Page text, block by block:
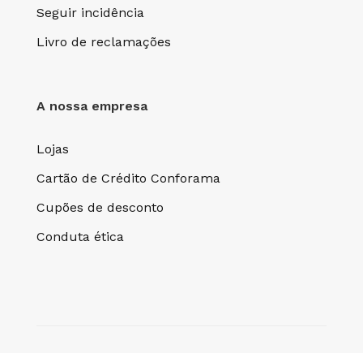
Seguir incidência
Livro de reclamações
A nossa empresa
Lojas
Cartão de Crédito Conforama
Cupões de desconto
Conduta ética